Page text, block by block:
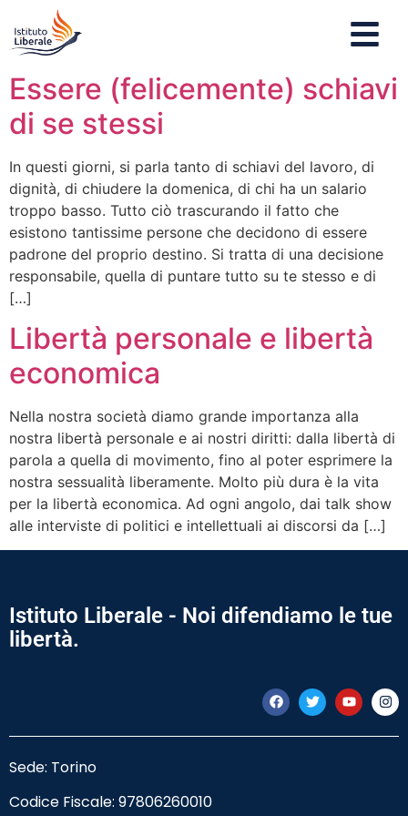
Essere (felicemente) schiavi
di se stessi
In questi giorni, si parla tanto di schiavi del lavoro, di
dignità, di chiudere la domenica, di chi ha un salario
troppo basso. Tutto ciò trascurando il fatto che
esistono tantissime persone che decidono di essere
padrone del proprio destino. Si tratta di una decisione
responsabile, quella di puntare tutto su te stesso e di
[…]
Libertà personale e libertà
economica
Nella nostra società diamo grande importanza alla
nostra libertà personale e ai nostri diritti: dalla libertà di
parola a quella di movimento, fino al poter esprimere la
nostra sessualità liberamente. Molto più dura è la vita
per la libertà economica. Ad ogni angolo, dai talk show
alle interviste di politici e intellettuali ai discorsi da […]
Istituto Liberale - Noi difendiamo le tue
libertà.
Sede: Torino
Codice Fiscale: 97806260010